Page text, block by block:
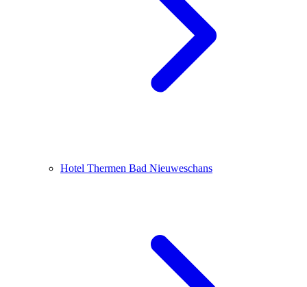
Hotel Thermen Bad Nieuweschans